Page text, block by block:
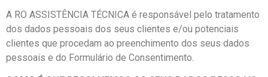
A RO ASSISTÊNCIA TÉCNICA é responsável pelo tratamento
dos dados pessoais dos seus clientes e/ou potenciais
clientes que procedam ao preenchimento dos seus dados
pessoais e do Formulário de Consentimento.